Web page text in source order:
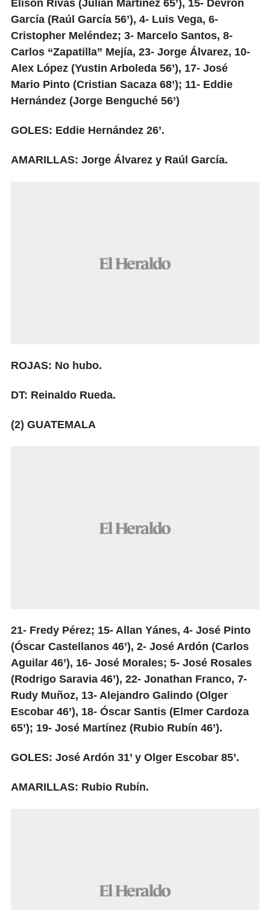
Elison Rivas (Julián Martínez 65’), 15- Devron
García (Raúl García 56’), 4- Luis Vega, 6-
Cristopher Meléndez; 3- Marcelo Santos, 8-
Carlos “Zapatilla” Mejía, 23- Jorge Álvarez, 10-
Alex López (Yustin Arboleda 56’), 17- José
Mario Pinto (Cristian Sacaza 68’); 11- Eddie
Hernández (Jorge Benguché 56’)
GOLES: Eddie Hernández 26’.
AMARILLAS: Jorge Álvarez y Raúl García.
ROJAS: No hubo.
DT: Reinaldo Rueda.
(2) GUATEMALA
21- Fredy Pérez; 15- Allan Yánes, 4- José Pinto
(Óscar Castellanos 46’), 2- José Ardón (Carlos
Aguilar 46’), 16- José Morales; 5- José Rosales
(Rodrigo Saravia 46’), 22- Jonathan Franco, 7-
Rudy Muñoz, 13- Alejandro Galindo (Olger
Escobar 46’), 18- Óscar Santis (Elmer Cardoza
65’); 19- José Martínez (Rubio Rubín 46’).
GOLES: José Ardón 31’ y Olger Escobar 85’.
AMARILLAS: Rubio Rubín.